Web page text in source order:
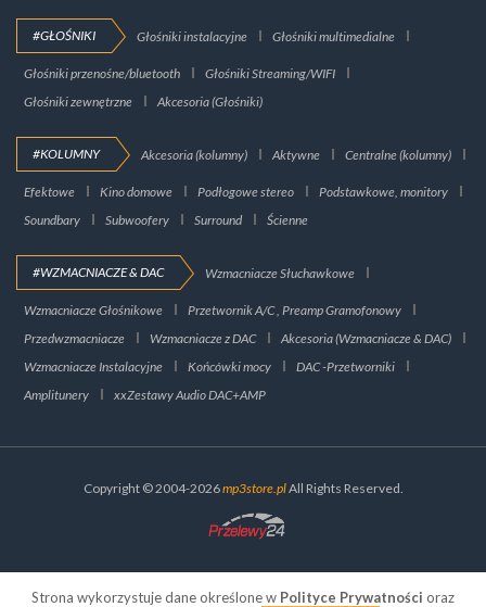
#GŁOŚNIKI Głośniki instalacyjne Głośniki multimedialne
Głośniki przenośne/bluetooth
Głośniki Streaming/WIFI
Głośniki zewnętrzne
Akcesoria (Głośniki)
#KOLUMNY Akcesoria (kolumny) Aktywne Centralne (kolumny)
Efektowe Kino domowe Podłogowe stereo
Podstawkowe, monitory
Soundbary
Subwoofery Surround Ścienne
#WZMACNIACZE & DAC Wzmacniacze Słuchawkowe
Wzmacniacze Głośnikowe
Przetwornik A/C , Preamp Gramofonowy
Przedwzmacniacze
Wzmacniacze z DAC
Akcesoria (Wzmacniacze & DAC)
Wzmacniacze Instalacyjne
Końcówki mocy
DAC -Przetworniki
Amplitunery
xxZestawy Audio DAC+AMP
Copyright © 2004-2026mp3store.plAll Rights Reserved.
Strona wykorzystuje dane określone w Polityce Prywatności oraz